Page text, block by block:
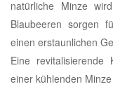
natürliche Minze
Blaubeeren sorgen
einen erstaunlichen
Eine revitalisierende
einer kühlenden